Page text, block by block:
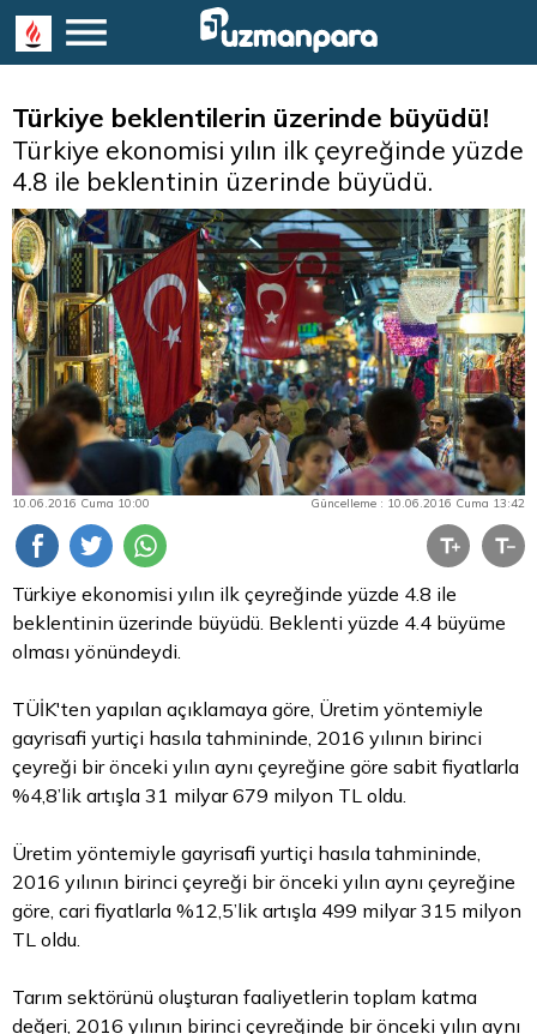
Türkiye beklentilerin üzerinde büyüdü!
Türkiye ekonomisi yılın ilk çeyreğinde yüzde
4.8 ile beklentinin üzerinde büyüdü.
10.06.2016 Cuma 10:00 Güncelleme : 10.06.2016 Cuma 13:42
Türkiye ekonomisi yılın ilk çeyreğinde yüzde 4.8 ile
beklentinin üzerinde büyüdü. Beklenti yüzde 4.4 büyüme
olması yönündeydi.
TÜİK'ten yapılan açıklamaya göre, Üretim yöntemiyle
gayrisafi yurtiçi hasıla tahmininde, 2016 yılının birinci
çeyreği bir önceki yılın aynı çeyreğine göre sabit fiyatlarla
%4,8’lik artışla 31 milyar 679 milyon TL oldu.
Üretim yöntemiyle gayrisafi yurtiçi hasıla tahmininde,
2016 yılının birinci çeyreği bir önceki yılın aynı çeyreğine
göre, cari fiyatlarla %12,5’lik artışla 499 milyar 315 milyon
TL oldu.
Tarım sektörünü oluşturan faaliyetlerin toplam katma
değeri, 2016 yılının birinci çeyreğinde bir önceki yılın aynı